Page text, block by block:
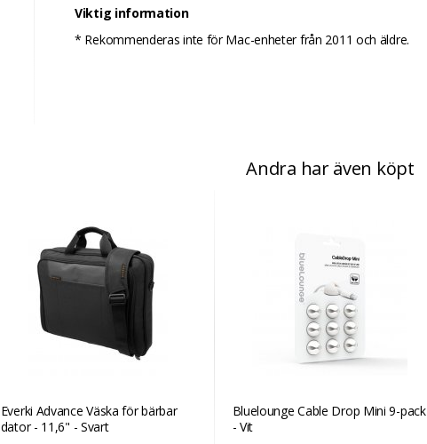
Viktig information
* Rekommenderas inte för Mac-enheter från 2011 och äldre.
Andra har även köpt
Everki Advance Väska för bärbar
dator - 11,6" - Svart
Bluelounge Cable Drop Mini 9-pack
- Vit